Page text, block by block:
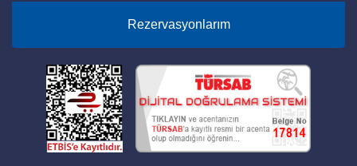
Rezervasyonlarım